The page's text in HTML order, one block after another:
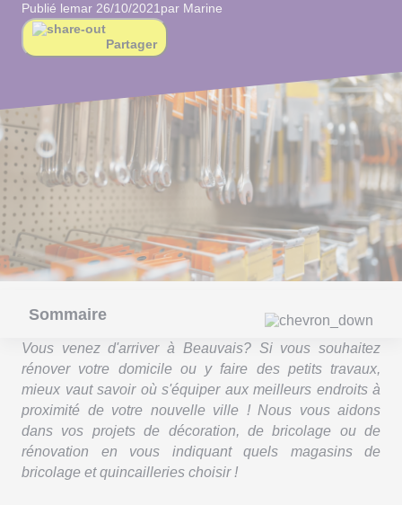
Publié lemar 26/10/2021 par Marine
Partager
Sommaire
Vous venez d'arriver à Beauvais? Si vous souhaitez
rénover votre domicile ou y faire des petits travaux,
mieux vaut savoir où s'équiper aux meilleurs endroits à
proximité de votre nouvelle ville ! Nous vous aidons
dans vos projets de décoration, de bricolage ou de
rénovation en vous indiquant quels magasins de
bricolage et quincailleries choisir !